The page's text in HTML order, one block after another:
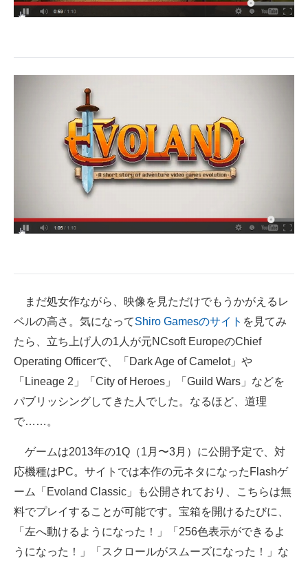
まだ処女作ながら、映像を見ただけでもうかがえるレ
ベルの高さ。気になってShiro Gamesのサイト を見てみ
たら、立ち上げ人の1人が元NCsoft EuropeのChief
Operating Officerで、「Dark Age of Camelot」や
「Lineage 2」「City of Heroes」「Guild Wars」などを
パブリッシングしてきた人でした。なるほど、道理
で……。
ゲームは2013年の1Q（1月〜3月）に公開予定で、対
応機種はPC。サイトでは本作の元ネタになったFlashゲ
ーム「Evoland Classic」も公開されており、こちらは無
料でプレイすることが可能です。宝箱を開けるたびに、
「左へ動けるようになった！」「256色表示ができるよ
うになった！」「スクロールがスムーズになった！」な